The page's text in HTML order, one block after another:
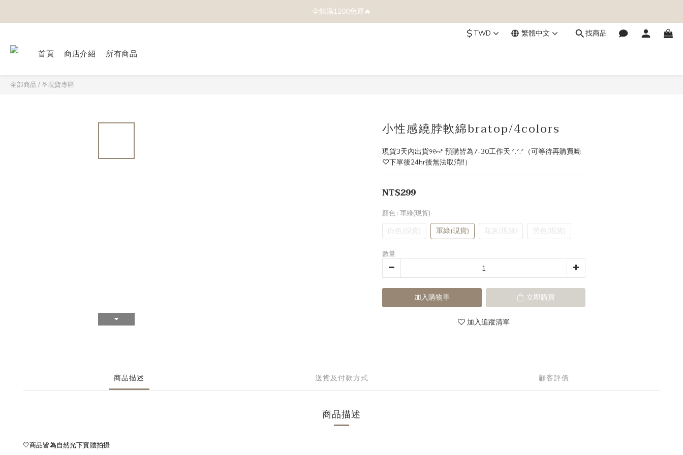
全館滿1200免運🔥
$TWD 繁體中文 找商品
首頁 商店介紹 所有商品
全部商品 / 𖤐現貨專區
小性感繞脖軟綿bratop/4colors
現貨3天內出貨୨୧⑅* 預購皆為7-30工作天.ᐟ.ᐟ.ᐟ（可等待再購買呦
♡下單後24hr後無法取消‼️）
NT$299
顏色 : 軍綠(現貨)
白色(現貨) 軍綠(現貨) 花灰(現貨) 黑色(現貨)
數量
加入購物車 立即購買
加入追蹤清單
商品描述 送貨及付款方式 顧客評價
商品描述
🤍商品皆為自然光下實體拍攝